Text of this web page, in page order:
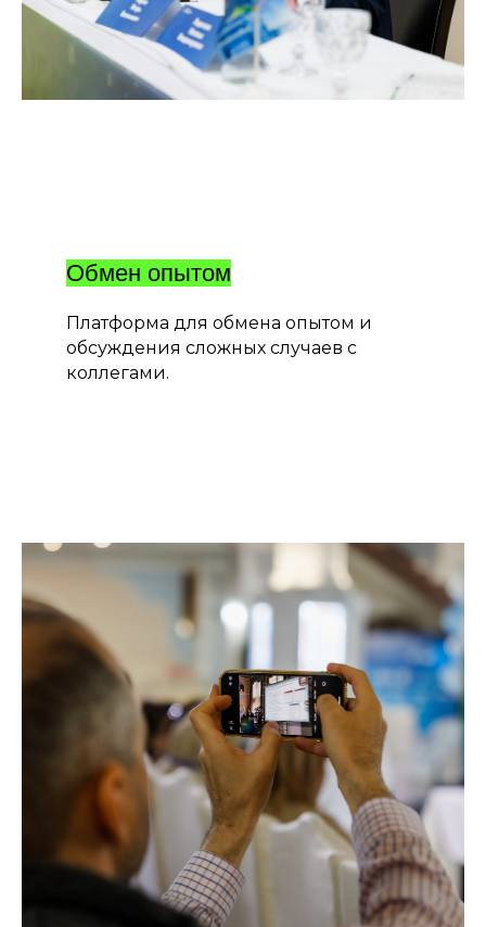
Обмен опытом
Платформа для обмена опытом и
обсуждения сложных случаев с
коллегами.